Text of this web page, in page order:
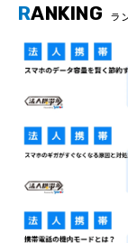
RANKING ラ